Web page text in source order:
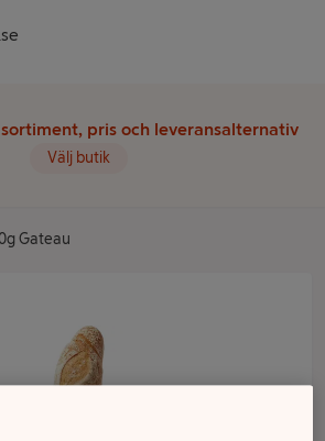
pris och leveransalternativ
Välj butik
Gateau